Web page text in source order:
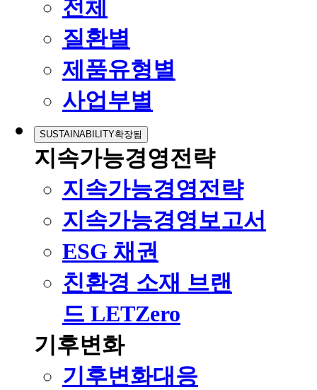
전체
질환별
제품유형별
사업부별
SUSTAINABILITY확장됨
지속가능경영전략
지속가능경영전략
지속가능경영보고서
ESG 채권
친환경 소재 브랜
드 LETZero
기후변화
기후변화대응